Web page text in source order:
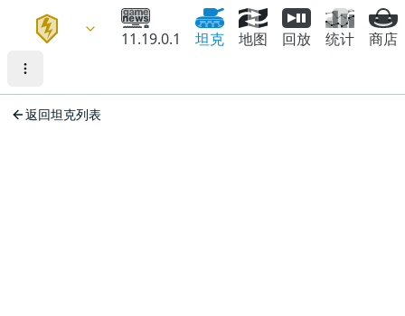
11.19.0.1 坦克 地图 回放 统计 商店
返回坦克列表